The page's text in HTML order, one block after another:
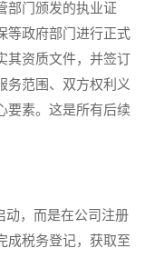
部门颁发的执业证
等政府部门进行正式
其资质文件，并签订
务范围、双方权利义
要素。这是所有后续
，而是在公司注册
成税务登记，获取至